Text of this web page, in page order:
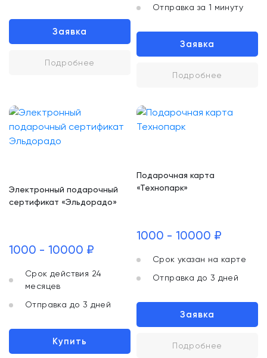
Заявка
Подробнее
Отправка за 1 минуту
Заявка
Подробнее
Электронный подарочный
сертификат «Эльдорадо»
1000 - 10000 ₽
Срок действия 24
месяцев
Отправка до 3 дней
Купить
Подарочная карта
«Технопарк»
1000 - 10000 ₽
Срок указан на карте
Отправка до 3 дней
Заявка
Подробнее